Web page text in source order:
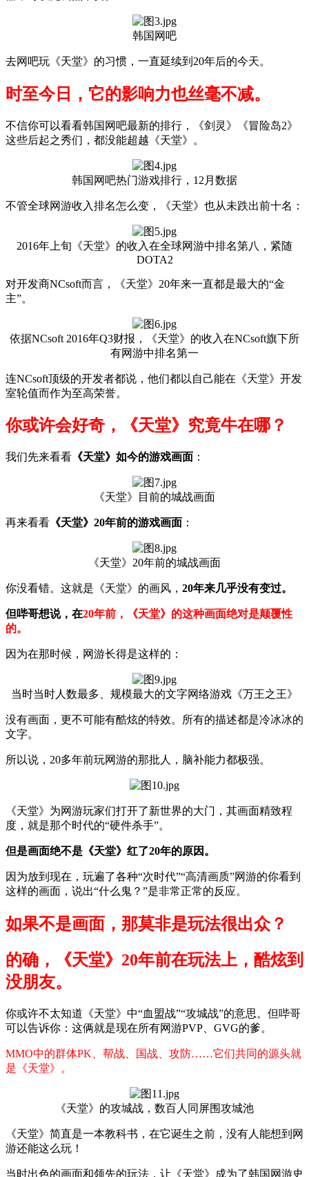
韩国网吧
去网吧玩《天堂》的习惯，一直延续到20年后的今天。
时至今日，它的影响力也丝毫不减。
不信你可以看看韩国网吧最新的排行，《剑灵》《冒险岛2》
这些后起之秀们，都没能超越《天堂》。
韩国网吧热门游戏排行，12月数据
不管全球网游收入排名怎么变，《天堂》也从未跌出前十名：
2016年上旬《天堂》的收入在全球网游中排名第八，紧随
DOTA2
对开发商NCsoft而言，《天堂》20年来一直都是最大的“金
主”。
依据NCsoft 2016年Q3财报，《天堂》的收入在NCsoft旗下所
有网游中排名第一
连NCsoft顶级的开发者都说，他们都以自己能在《天堂》 开发
室轮值而作为至高荣誉。
你或许会好奇，《天堂》究竟牛在哪？
我们先来看看 《天堂》如今的游戏画面 ：
《天堂》目前的城战画面
再来看看 《天堂》20年前的游戏画面 ：
《天堂》20年前的城战画面
你没看错。这就是《天堂》的画风， 20年来几乎没有变过。
但哔哥想说，在20年前，《天堂》的这种画面绝对是颠覆性
的。
因为在那时候，网游长得是这样的：
当时当时人数最多、规模最大的文字网络游戏《万王之王》
没有画面，更不可能有酷炫的特效。所有的描述都是冷冰冰的
文字。
所以说，20多年前玩网游的那批人，脑补能力都极强。
《天堂》为网游玩家们打开了新世界的大门，其画面精致程
度，就是那个时代的“硬件杀手”。
但是画面绝不是《天堂》红了20年的原因。
因为放到现在，玩遍了各种“次时代”“高清画质”网游的你看到
这样的画面，说出“什么鬼？”是非常正常的反应。
如果不是画面，那莫非是玩法很出众？
的确，《天堂》20年前在玩法上，酷炫到
没朋友。
你或许不太知道《天堂》中“血盟战”“攻城战”的意思。但哔哥
可以告诉你：这俩就是现在所有网游PVP、GVG的爹。
MMO中的群体PK、帮战、国战、攻防……它们共同的源头就
是《天堂》。
《天堂》的攻城战，数百人同屏围攻城池
《天堂》简直是一本教科书，在它诞生之前，没有人能想到网
游还能这么玩！
当时出色的画面和领先的玩法，让《天堂》成为了韩国网游史